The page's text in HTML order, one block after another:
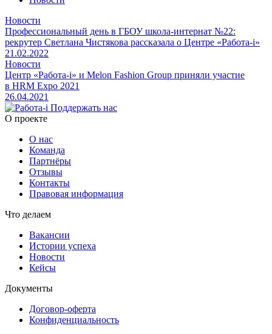
Новости
Профессиональный день в ГБОУ школа-интернат №22:
рекрутер Светлана Чистякова рассказала о Центре «Работа-i»
21.02.2022
Новости
Центр «Работа-i» и Melon Fashion Group приняли участие
в HRM Expo 2021
26.04.2021
Поддержать нас
O проекте
О нас
Команда
Партнёры
Отзывы
Контакты
Правовая информация
Что делаем
Вакансии
Истории успеха
Новости
Кейсы
Документы
Договор-оферта
Конфиденциальность